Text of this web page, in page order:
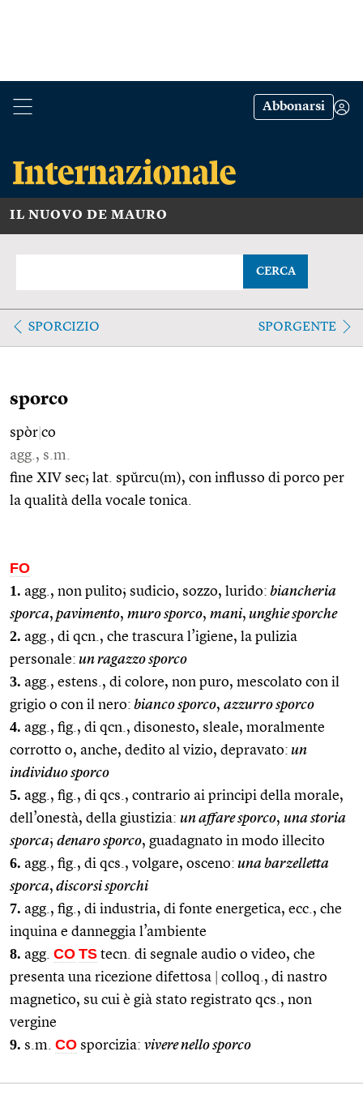
Abbonarsi
IL NUOVO DE MAURO
CERCA
SPORCIZIO SPORGENTE
sporco
spòr co
agg., s.m.
fine XIV sec; lat. spŭrcu(m), con influsso di porco per
la qualità della vocale tonica.
FO
1. agg., non pulito; sudicio, sozzo, lurido: biancheria
sporca, pavimento, muro sporco, mani, unghie sporche
2. agg., di qcn., che trascura l’igiene, la pulizia
personale: un ragazzo sporco
3. agg., estens., di colore, non puro, mescolato con il
grigio o con il nero: bianco sporco, azzurro sporco
4. agg., fig., di qcn., disonesto, sleale, moralmente
corrotto o, anche, dedito al vizio, depravato: un
individuo sporco
5. agg., fig., di qcs., contrario ai principi della morale,
dell’onestà, della giustizia: un affare sporco, una storia
sporca; denaro sporco, guadagnato in modo illecito
6. agg., fig., di qcs., volgare, osceno: una barzelletta
sporca, discorsi sporchi
7. agg., fig., di industria, di fonte energetica, ecc., che
inquina e danneggia l’ambiente
8. agg. CO TS tecn. di segnale audio o video, che
presenta una ricezione difettosa
colloq., di nastro
magnetico, su cui è già stato registrato qcs., non
vergine
9. s.m. CO sporcizia: vivere nello sporco